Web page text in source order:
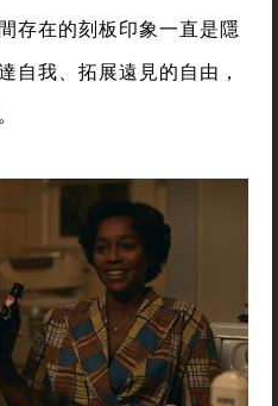
存在的刻板印象一直是隱
自我、拓展遠見的自由，